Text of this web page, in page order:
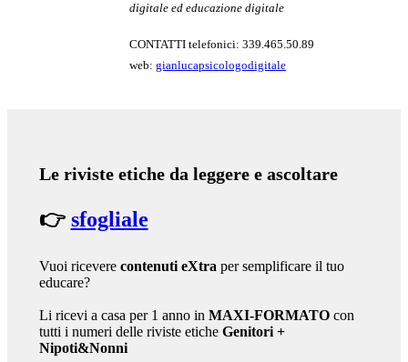
digitale ed educazione digitale
CONTATTI telefonici: 339.465.50.89
web: gianlucapsicologodigitale
Le riviste etiche da leggere e ascoltare
👉 sfogliale
Vuoi ricevere contenuti eXtra per semplificare il tuo
educare?
Li ricevi a casa per 1 anno in MAXI-FORMATOcon
tutti i numeri delle riviste etiche Genitori +
Nipoti&Nonni